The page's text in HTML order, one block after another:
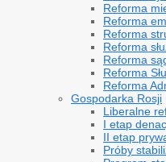
Reforma
Reforma
Reforma
Reforma
Reforma
Reforma
Reforma
Gospodarka Rosji
Liberalne
I etap
II etap
Próby